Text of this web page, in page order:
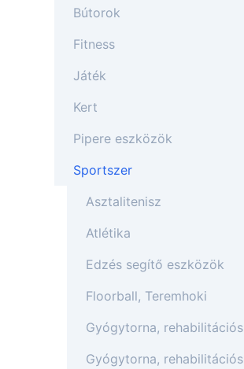
Bútorok
Fitness
Játék
Kert
Pipere eszközök
Sportszer
Asztalitenisz
Atlétika
Edzés segítő eszközök
Floorball, Teremhoki
Gyógytorna, rehabilitációs
Gyógytorna, rehabilitációs